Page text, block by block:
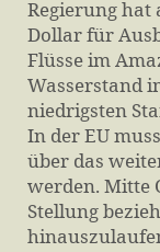
Regierung hat
Dollar für
Flüsse im
Wasserstand
niedrigsten
In der EU
über das
werden. Mitte
Stellung